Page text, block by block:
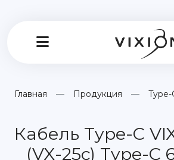
Главная Продукция Type-
Кабель Type-C
(VX-25c) Type-C